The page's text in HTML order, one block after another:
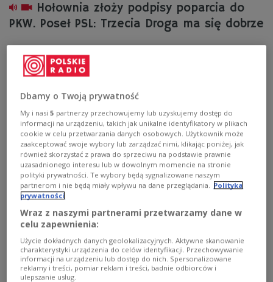
Hołownia złoży podpisy poparcia do
PKW. Poseł PSL: Trzecia Droga ma się dobrze
- Polskie Stronnictwo Ludowe posiada taką cechę, że
bardzo przykłada się do pracy. Stąd nasza nie najgorsza
pozycja w samorządzie i w szeregu innych instytucji. Ale
osiągnięciami. Myślę, że jak na warunki obecnej koalicji
nie są one złe. Zachowaliśmy w niej swoją
podmiotowość i sprawczość - mówił w Polskim Radiu 24
Henryk Smolarz z PSL.
Zobacz więcej na temat:Polskie Radio 24 PSL polityka
kampania prezydencka wybory prezydenckie
Szymon Hołownia Trzecia Droga
Dbamy o Twoją prywatność
My i nasi5 partnerzy przechowujemy lub uzyskujemy dostęp do
informacji na urządzeniu, takich jak unikalne identyfikatory w plikach
cookie w celu przetwarzania danych osobowych. Użytkownik może
zaakceptować swoje wybory lub zarządzać nimi, klikając poniżej, jak
również skorzystać z prawa do sprzeciwu na podstawie prawnie
uzasadnionego interesu lub w dowolnym momencie na stronie
polityki prywatności. Te wybory będą sygnalizowane naszym
partnerom i nie będą miały wpływu na dane przeglądania. Polityka
prywatności
Wraz z naszymi partnerami przetwarzamy dane w
celu zapewnienia:
Użycie dokładnych danych geolokalizacyjnych. Aktywne skanowanie
charakterystyki urządzenia do celów identyfikacji. Przechowywanie
informacji na urządzeniu lub dostęp do nich. Spersonalizowane
reklamy i treści, pomiar reklam i treści, badnie odbiorców i
ulepszanie usług.